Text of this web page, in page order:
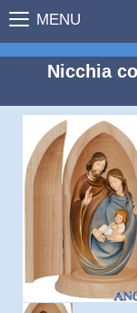
MENU
Nicchia